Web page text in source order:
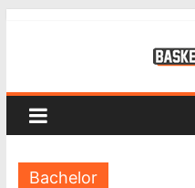
Bachelor